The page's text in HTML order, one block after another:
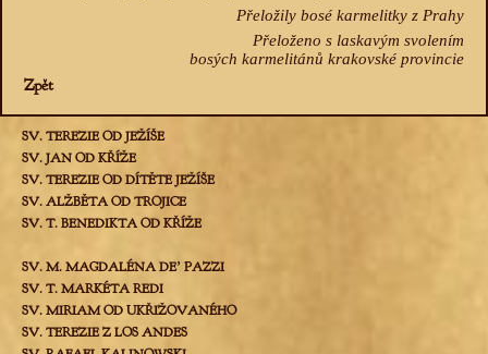
Přeložily bosé karmelitky z Prahy
Přeloženo s laskavým svolením
bosých karmelitánů krakovské provincie
Zpět
SV. TEREZIE OD JEŽÍŠE
SV. JAN OD KŘÍŽE
SV. TEREZIE OD DÍTĚTE JEŽÍŠE
SV. ALŽBĚTA OD TROJICE
SV. T. BENEDIKTA OD KŘÍŽE
SV. M. MAGDALÉNA DEʼ PAZZI
SV. T. MARKÉTA REDI
SV. MIRIAM OD UKŘIŽOVANÉHO
SV. TEREZIE Z LOS ANDES